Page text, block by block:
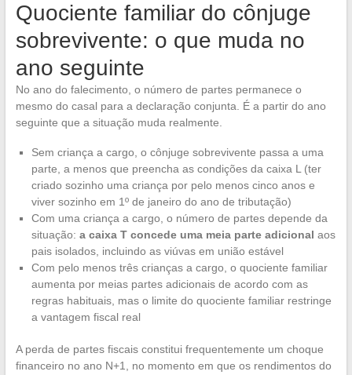
Quociente familiar do cônjuge
sobrevivente: o que muda no
ano seguinte
No ano do falecimento, o número de partes permanece o
mesmo do casal para a declaração conjunta. É a partir do ano
seguinte que a situação muda realmente.
Sem criança a cargo, o cônjuge sobrevivente passa a uma
parte, a menos que preencha as condições da caixa L (ter
criado sozinho uma criança por pelo menos cinco anos e
viver sozinho em 1º de janeiro do ano de tributação)
Com uma criança a cargo, o número de partes depende da
situação: a caixa T concede uma meia parte adicional aos
pais isolados, incluindo as viúvas em união estável
Com pelo menos três crianças a cargo, o quociente familiar
aumenta por meias partes adicionais de acordo com as
regras habituais, mas o limite do quociente familiar restringe
a vantagem fiscal real
A perda de partes fiscais constitui frequentemente um choque
financeiro no ano N+1, no momento em que os rendimentos do